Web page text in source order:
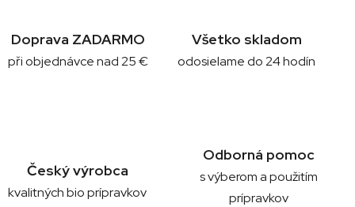
Doprava ZADARMO
při objednávce nad 25 €
Všetko skladom
odosielame do 24 hodín
Český výrobca
kvalitných bio prípravkov
Odborná pomoc
s výberom a použitím
prípravkov